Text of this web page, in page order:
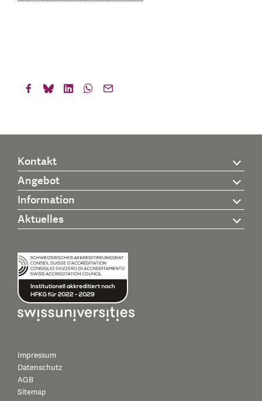
Kontakt
Angebot
Information
Aktuelles
Impressum
Datenschutz
AGB
Sitemap